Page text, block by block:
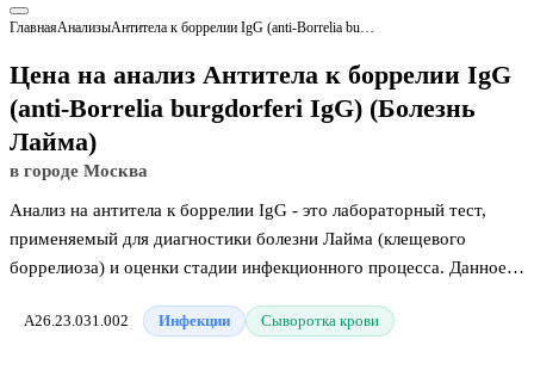
ГлавнаяАнализы Антитела к боррелии IgG (anti-Borrelia burgdorferi IgG) (Болезнь Лайма)
Цена на анализ Антитела к боррелии IgG
(anti-Borrelia burgdorferi IgG) (Болезнь
Лайма)
в городе Москва
Анализ на антитела к боррелии IgG - это лабораторный тест,
применяемый для диагностики болезни Лайма (клещевого
боррелиоза) и оценки стадии инфекционного процесса. Данное
белков класса G, которые иммунная система вырабатывает в
A26.23.031.002 Инфекции Сыворотка крови